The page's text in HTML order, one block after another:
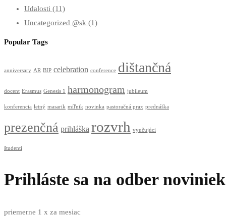
Udalosti (11)
Uncategorized @sk (1)
Popular Tags
anniversary AR BIP celebration conference dištančná
docent Erasmus Genesis 1 harmonogram jubileum
konferencia letný masarik míľnik novinka pastoračná prax prednáška
prezenčná prihláška rozvrh vyučujúci
študenti
Prihláste sa na odber noviniek
priemerne 1 x za mesiac